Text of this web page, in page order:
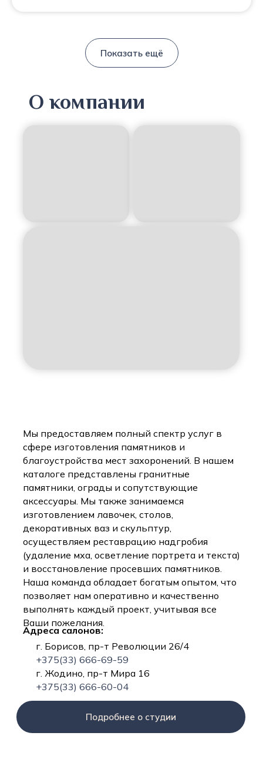
Показать ещё
Мы предоставляем полный спектр услуг в
сфере изготовления памятников и
благоустройства мест захоронений. В нашем
каталоге представлены гранитные
памятники, ограды и сопутствующие
аксессуары. Мы также занимаемся
изготовлением лавочек, столов,
декоративных ваз и скульптур,
осуществляем реставрацию надгробия
(удаление мха, осветление портрета и текста)
и восстановление просевших памятников.
Наша команда обладает богатым опытом, что
позволяет нам оперативно и качественно
выполнять каждый проект, учитывая все
Ваши пожелания.
Адреса салонов:
г. Борисов, пр-т Революции 26/4
+375(33) 666-69-59
г. Жодино, пр-т Мира 16
+375(33) 666-60-04
Подробнее о студии
О компании